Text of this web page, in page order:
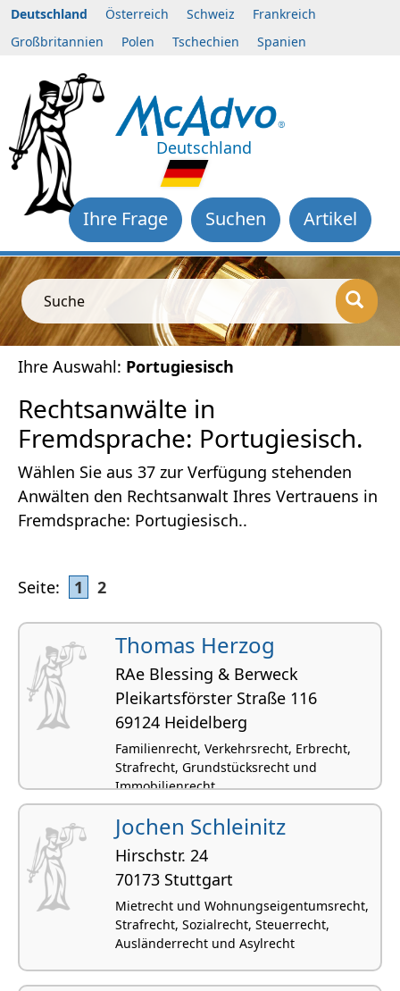
Deutschland Österreich Schweiz
Frankreich
Großbritannien
Polen Tschechien Spanien
Deutschland
Artikel
Suchen
Ihre Frage
Suche
Ihre Auswahl: Portugiesisch
Rechtsanwälte in
Fremdsprache: Portugiesisch.
Wählen Sie aus 37 zur Verfügung stehenden
Anwälten den Rechtsanwalt Ihres Vertrauens in
Fremdsprache: Portugiesisch..
Seite: 1 2
Thomas Herzog
RAe Blessing & Berweck
Pleikartsförster Straße 116
69124 Heidelberg
Familienrecht, Verkehrsrecht, Erbrecht,
Strafrecht, Grundstücksrecht und
Immobilienrecht
Jochen Schleinitz
Hirschstr. 24
70173 Stuttgart
Mietrecht und Wohnungseigentumsrecht,
Strafrecht, Sozialrecht, Steuerrecht,
Ausländerrecht und Asylrecht